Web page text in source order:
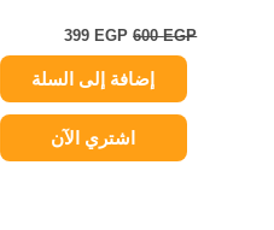
600EGP
399 EGP
إضافة إلى السلة
اشتري الآن